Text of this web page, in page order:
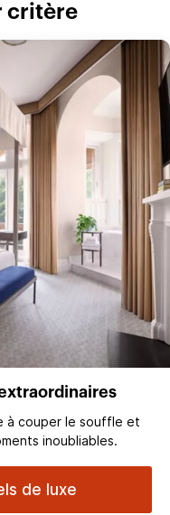
critère
à couper le souffle et
inoubliables.
de luxe